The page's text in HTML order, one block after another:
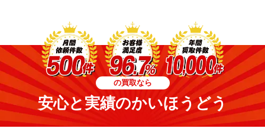
の買取なら
安心と実績のかいほうどう